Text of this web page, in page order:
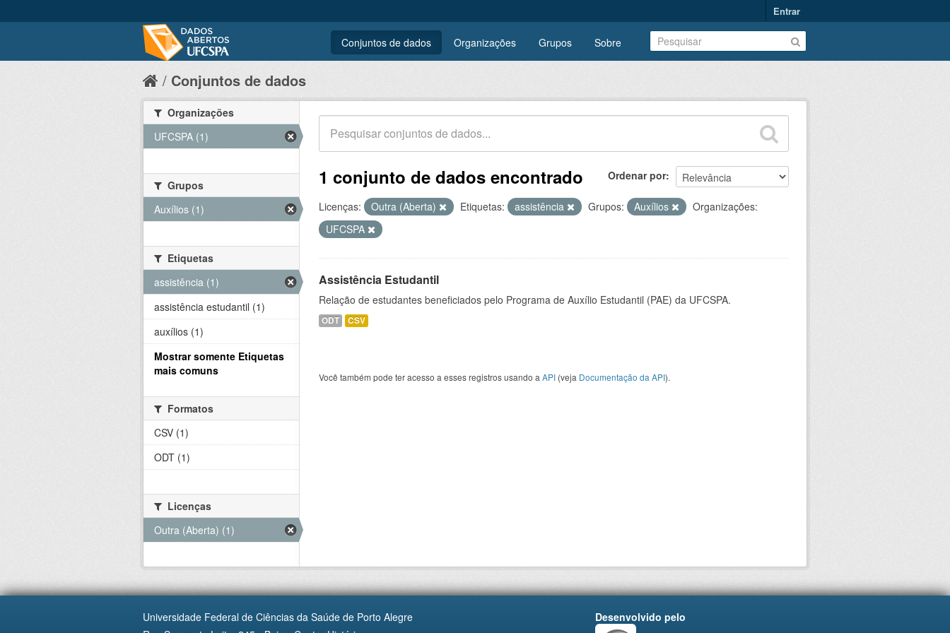
Entrar
Conjuntos de dados Organizações Grupos Sobre
Conjuntos de dados
Ordenar por
1 conjunto de dados encontrado
Licenças: Outra (Aberta) Etiquetas: assistência Grupos: Auxílios
Organizações:
UFCSPA
Assistência Estudantil
Relação de estudantes beneficiados pelo Programa de Auxílio Estudantil (PAE) da UFCSPA.
ODT CSV
Você também pode ter acesso a esses registros usando a API (veja Documentação da API).
Organizações
UFCSPA (1)
Grupos
Auxílios (1)
Etiquetas
assistência (1)
assistência estudantil (1)
auxílios (1)
Mostrar somente Etiquetas
mais comuns
Formatos
CSV (1)
ODT (1)
Licenças
Outra (Aberta) (1)
Universidade Federal de Ciências da Saúde de Porto Alegre
Desenvolvido pelo